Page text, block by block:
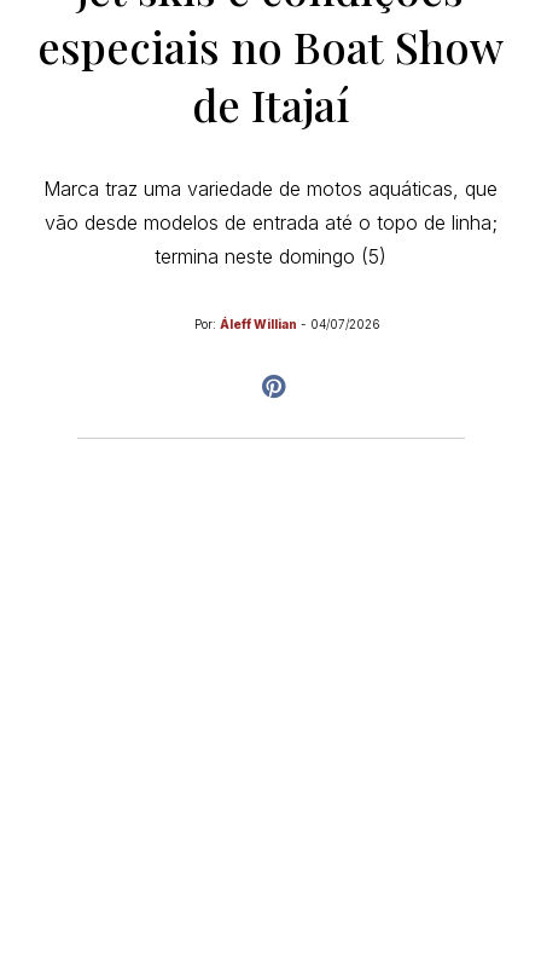
especiais no Boat Show
de Itajaí
Marca traz uma variedade de motos aquáticas, que
vão desde modelos de entrada até o topo de linha;
termina neste domingo (5)
Por: Áleff Willian - 04/07/2026